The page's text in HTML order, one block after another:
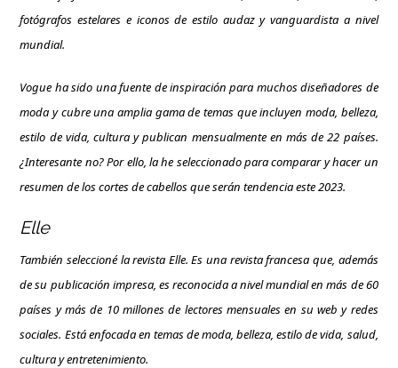
fotógrafos estelares e iconos de estilo audaz y vanguardista a nivel
mundial.
Vogue ha sido una fuente de inspiración para muchos diseñadores de
moda y cubre una amplia gama de temas que incluyen moda, belleza,
estilo de vida, cultura y publican mensualmente en más de 22 países.
¿Interesante no? Por ello, la he seleccionado para comparar y hacer un
resumen de los cortes de cabellos que serán tendencia este 2023.
Elle
También seleccioné la revista Elle. Es una revista francesa que, además
de su publicación impresa, es reconocida a nivel mundial en más de 60
países y más de 10 millones de lectores mensuales en su web y redes
sociales. Está enfocada en temas de moda, belleza, estilo de vida, salud,
cultura y entretenimiento.